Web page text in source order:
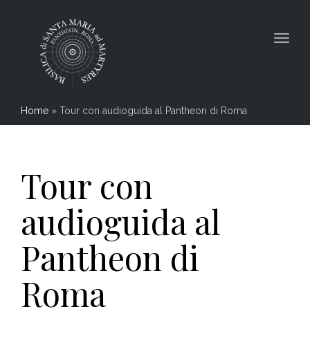
Home » Tour con audioguida al Pantheon di Roma
Tour con
audioguida al
Pantheon di
Roma